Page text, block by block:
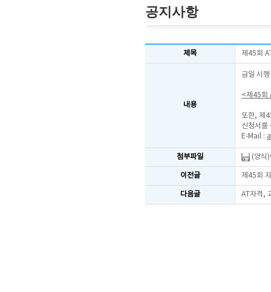
공지사항
제목 제45회
내용
금일 시
<제45회
또한, 제
신청서를
E-Mail :
첨부파일 (양식
이전글 제45회
다음글 AT자격,